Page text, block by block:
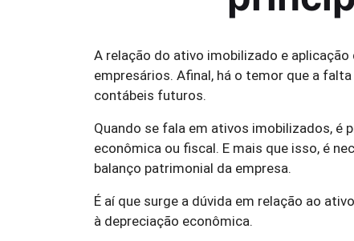
A relação do ativo imobilizado e
empresários. Afinal, há o temor que a
contábeis futuros.
Quando se fala em ativos imobilizados, é
econômica ou fiscal. E mais que isso, é
balanço patrimonial da empresa.
É aí que surge a dúvida em relação ao
à depreciação econômica.